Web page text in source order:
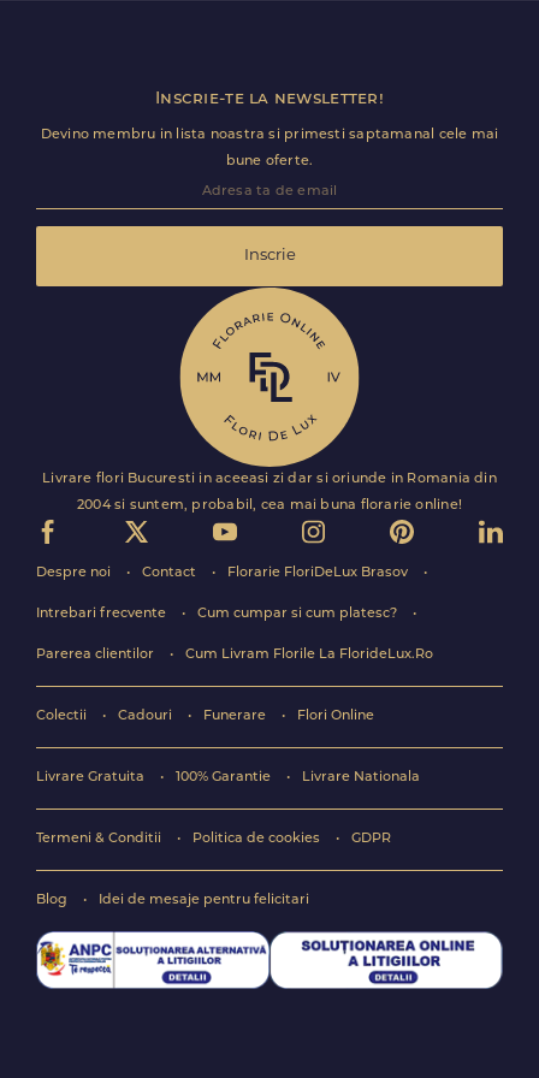
Inscrie-te la newsletter!
Devino membru in lista noastra si primesti saptamanal cele mai
bune oferte.
Inscrie
Livrare flori Bucuresti in aceeasi zi dar si oriunde in Romania din
2004 si suntem, probabil, cea mai buna florarie online!
Despre noi Contact Florarie FloriDeLux Brasov
Intrebari frecvente Cum cumpar si cum platesc?
Parerea clientilor Cum Livram Florile La FlorideLux.Ro
Colectii Cadouri Funerare Flori Online
Livrare Gratuita 100% Garantie Livrare Nationala
Termeni & Conditii Politica de cookies GDPR
Blog Idei de mesaje pentru felicitari